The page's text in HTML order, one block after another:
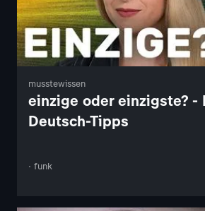
musstewissen
einzige oder einzigste? -
Deutsch-Tipps
· funk